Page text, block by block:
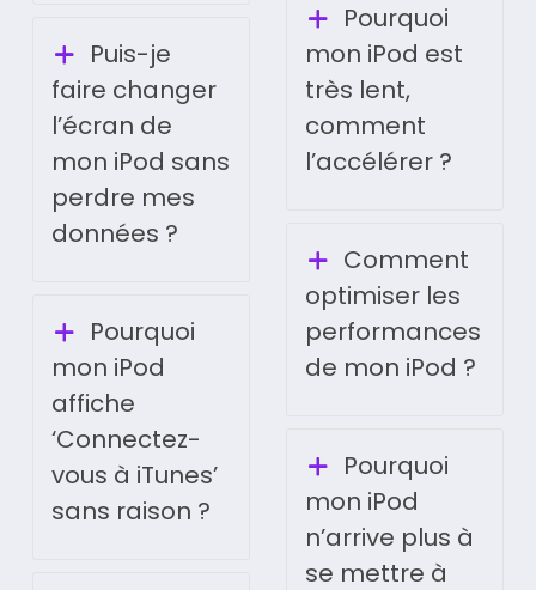
Puis-je
faire changer
l’écran de
mon iPod sans
perdre mes
données ?
Pourquoi
mon iPod
affiche
‘Connectez-
vous à iTunes’
sans raison ?
Pourquoi
mon iPod est
très lent,
comment
l’accélérer ?
Comment
optimiser les
performances
de mon iPod ?
Pourquoi
mon iPod
n’arrive plus à
se mettre à